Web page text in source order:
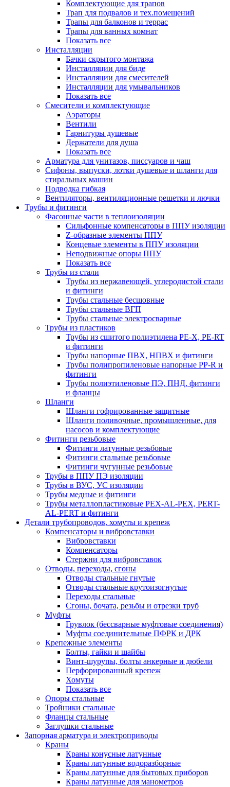
Комплектующие для трапов
Трап для подвалов и тех.помещений
Трапы для балконов и террас
Трапы для ванных комнат
Показать все
Инсталляции
Бачки скрытого монтажа
Инсталляции для биде
Инсталляции для смесителей
Инсталляции для умывальников
Показать все
Смесители и комплектующие
Аэраторы
Вентили
Гарнитуры душевые
Держатели для душа
Показать все
Арматура для унитазов, писсуаров и чаш
Сифоны, выпуски, лотки душевые и шланги для
стиральных машин
Подводка гибкая
Вентиляторы, вентиляционные решетки и лючки
Трубы и фитинги
Фасонные части в теплоизоляции
Cильфонные компенсаторы в ППУ изоляции
Z-образные элементы ППУ
Концевые элементы в ППУ изоляции
Неподвижные опоры ППУ
Показать все
Трубы из стали
Трубы из нержавеющей, углеродистой стали
и фитинги
Трубы стальные бесшовные
Трубы стальные ВГП
Трубы стальные электросварные
Трубы из пластиков
Трубы из сшитого полиэтилена PE-X, PE-RT
и фитинги
Трубы напорные ПВХ, НПВХ и фитинги
Трубы полипропиленовые напорные PP-R и
фитинги
Трубы полиэтиленовые ПЭ, ПНД, фитинги
и фланцы
Шланги
Шланги гофрированные защитные
Шланги поливочные, промышленные, для
насосов и комплектующие
Фитинги резьбовые
Фитинги латунные резьбовые
Фитинги стальные резьбовые
Фитинги чугунные резьбовые
Трубы в ППУ ПЭ изоляции
Трубы в ВУС, УС изоляции
Трубы медные и фитинги
Трубы металлопластиковые PEX-AL-PEX, PERT-
AL-PERT и фитинги
Детали трубопроводов, хомуты и крепеж
Компенсаторы и вибровставки
Вибровставки
Компенсаторы
Стержни для вибровставок
Отводы, переходы, сгоны
Отводы стальные гнутые
Отводы стальные крутоизогнутые
Переходы стальные
Сгоны, бочата, резьбы и отрезки труб
Муфты
Грувлок (бессварные муфтовые соединения)
Муфты соединительные ПФРК и ДРК
Крепежные элементы
Болты, гайки и шайбы
Винт-шурупы, болты анкерные и дюбели
Перфорированный крепеж
Хомуты
Показать все
Опоры стальные
Тройники стальные
Фланцы стальные
Заглушки стальные
Запорная арматура и электроприводы
Краны
Краны конусные латунные
Краны латунные водоразборные
Краны латунные для бытовых приборов
Краны латунные для манометров